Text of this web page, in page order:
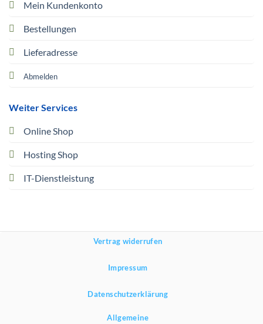
Mein Kundenkonto
Bestellungen
Lieferadresse
Abmelden
Weiter Services
Online Shop
Hosting Shop
IT-Dienstleistung
Vertrag widerrufen
Impressum
Datenschutzerklärung
Allgemeine